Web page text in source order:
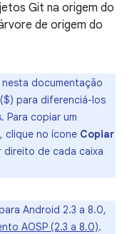
Git na origem do
de origem do
documentação
para diferenciá-los
Para copiar um
clique no ícone Copiar
de cada caixa
Android 2.3 a 8.0,
AOSP (2.3 a 8.0).